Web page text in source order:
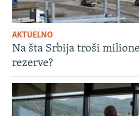
AKTUELNO
Na šta Srbija troši
rezerve?